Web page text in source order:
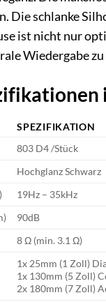
Die schlanke
ist nicht nur
Wiedergabe
SPEZIFIKATION
803 D4 /Stück
Hochglanz Schwarz
19Hz – 35kHz
90dB
8 Ω (min. 3.1 Ω)
1x 25mm (1 Zoll)
1x 130mm (5 Zoll)
2x 180mm (7 Zoll)